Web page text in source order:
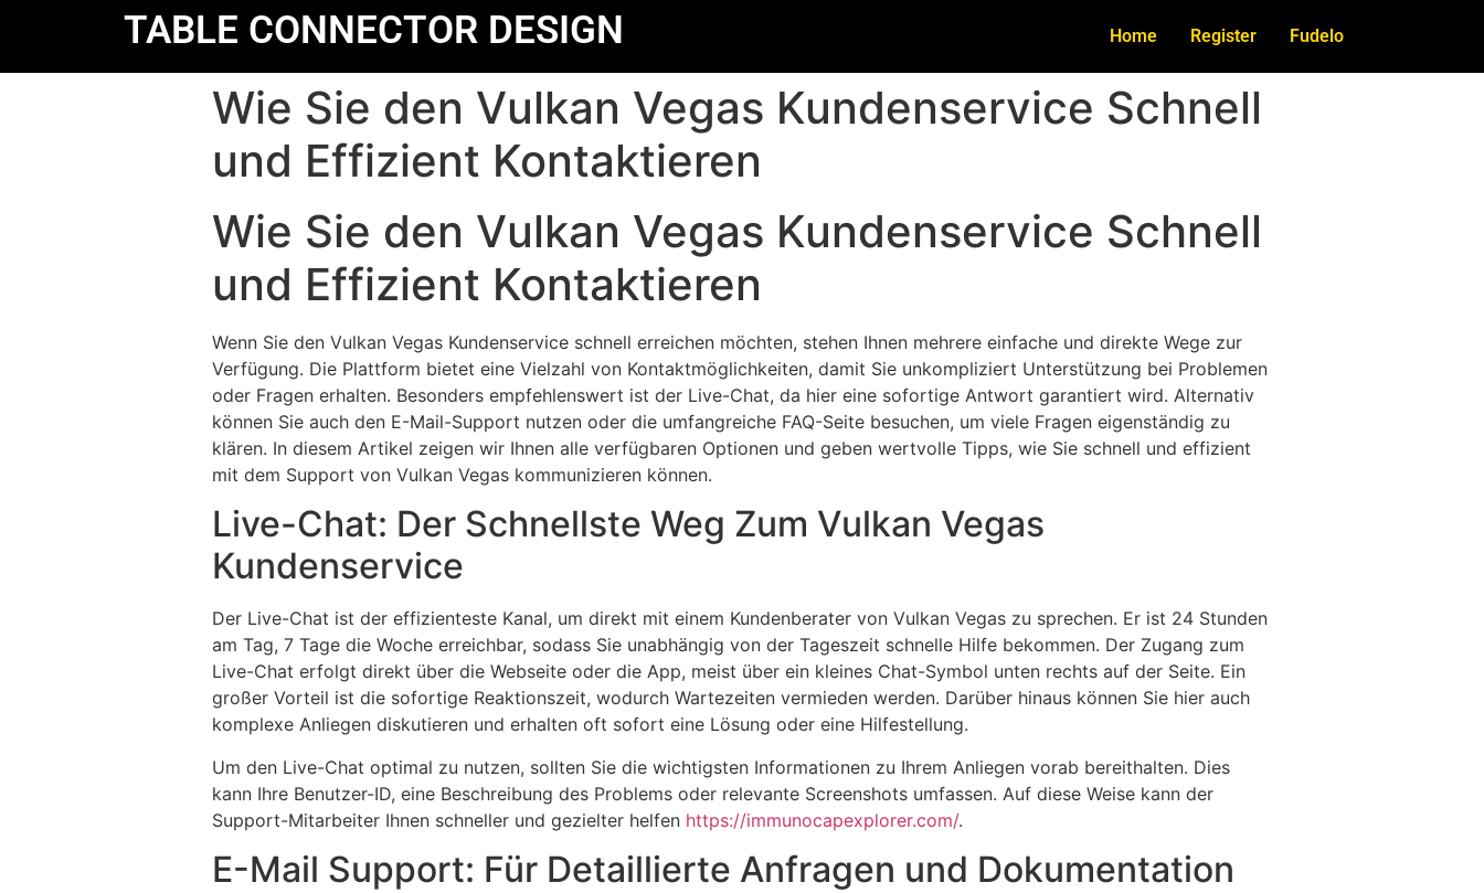
TABLE CONNECTOR DESIGN Home Register Fudelo
Wie Sie den Vulkan Vegas Kundenservice Schnell
und Effizient Kontaktieren
Wie Sie den Vulkan Vegas Kundenservice Schnell
und Effizient Kontaktieren
Wenn Sie den Vulkan Vegas Kundenservice schnell erreichen möchten, stehen Ihnen mehrere einfache und direkte Wege zur
Verfügung. Die Plattform bietet eine Vielzahl von Kontaktmöglichkeiten, damit Sie unkompliziert Unterstützung bei Problemen
oder Fragen erhalten. Besonders empfehlenswert ist der Live-Chat, da hier eine sofortige Antwort garantiert wird. Alternativ
können Sie auch den E-Mail-Support nutzen oder die umfangreiche FAQ-Seite besuchen, um viele Fragen eigenständig zu
klären. In diesem Artikel zeigen wir Ihnen alle verfügbaren Optionen und geben wertvolle Tipps, wie Sie schnell und effizient
mit dem Support von Vulkan Vegas kommunizieren können.
Live-Chat: Der Schnellste Weg Zum Vulkan Vegas
Kundenservice
Der Live-Chat ist der effizienteste Kanal, um direkt mit einem Kundenberater von Vulkan Vegas zu sprechen. Er ist 24 Stunden
am Tag, 7 Tage die Woche erreichbar, sodass Sie unabhängig von der Tageszeit schnelle Hilfe bekommen. Der Zugang zum
Live-Chat erfolgt direkt über die Webseite oder die App, meist über ein kleines Chat-Symbol unten rechts auf der Seite. Ein
großer Vorteil ist die sofortige Reaktionszeit, wodurch Wartezeiten vermieden werden. Darüber hinaus können Sie hier auch
komplexe Anliegen diskutieren und erhalten oft sofort eine Lösung oder eine Hilfestellung.
Um den Live-Chat optimal zu nutzen, sollten Sie die wichtigsten Informationen zu Ihrem Anliegen vorab bereithalten. Dies
kann Ihre Benutzer-ID, eine Beschreibung des Problems oder relevante Screenshots umfassen. Auf diese Weise kann der
Support-Mitarbeiter Ihnen schneller und gezielter helfen https://immunocapexplorer.com/.
E-Mail Support: Für Detaillierte Anfragen und Dokumentation